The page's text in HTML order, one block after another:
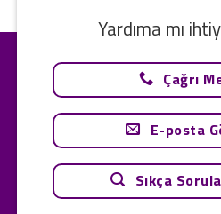
Yardıma mı
Çağrı
E-posta
Sıkça